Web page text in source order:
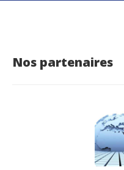
Nos partenaires